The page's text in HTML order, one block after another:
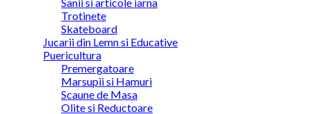
Sanii si articole iarna
Trotinete
Skateboard
Jucarii din Lemn si Educative
Puericultura
Premergatoare
Marsupii si Hamuri
Scaune de Masa
Olite si Reductoare